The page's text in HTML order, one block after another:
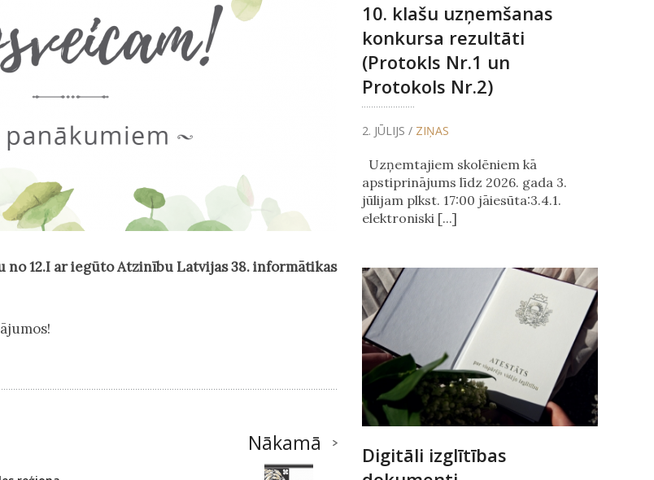
no 12.I ar iegūtoAtzinībuLatvijas 38. informātikas
Nākamā
10. klašu uzņemšanas
konkursa rezultāti
(Protokls Nr.1 un
Protokols Nr.2)
2. JŪLIJS / ZIŅAS
Uzņemtajiem skolēniem kā
apstiprinājums līdz 2026. gada 3.
jūlijam plkst. 17:00 jāiesūta:3.4.1.
elektroniski [...]
Digitāli izglītības